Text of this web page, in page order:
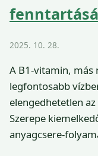
2025. 10. 28.
A B1-vitamin, más
legfontosabb
elengedhetetlen
Szerepe
anyagcsere-